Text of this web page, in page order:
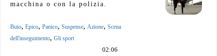
macchina o con la polizia.
Buio, Epico, Panico, Suspense, Azione, Scena
dell'inseguimento, Gli sport
02:06